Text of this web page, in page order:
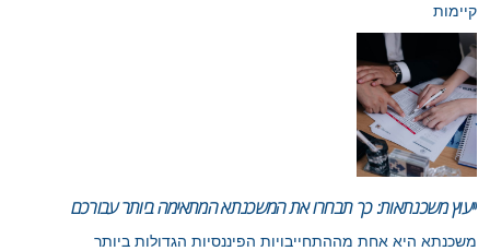
קיימות
ייעוץ משכנתאות: כך תבחרו את המשכנתא המתאימה ביותר עבורכם
משכנתא היא אחת מההתחייבויות הפיננסיות הגדולות ביותר